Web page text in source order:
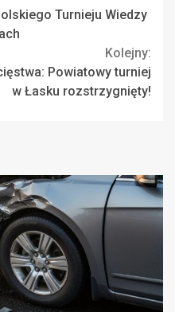
Turnieju Wiedzy
Kolejny:
Powiatowy turniej
w Łasku rozstrzygnięty!